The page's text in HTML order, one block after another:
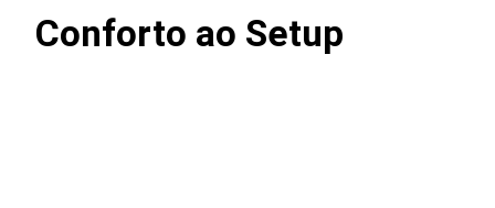
Conforto ao Setup